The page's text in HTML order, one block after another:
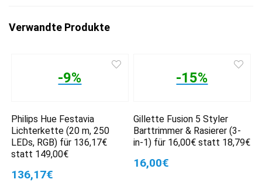
Verwandte Produkte
-9%
Philips Hue Festavia
Lichterkette (20 m, 250
LEDs, RGB) für 136,17€
statt 149,00€
136,17€
-15%
Gillette Fusion 5 Styler
Barttrimmer & Rasierer (3-
in-1) für 16,00€ statt 18,79€
16,00€